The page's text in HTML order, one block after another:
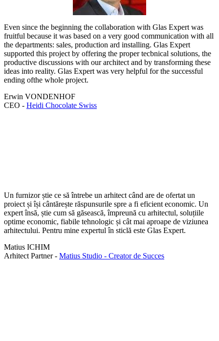
Even since the beginning the collaboration with Glas Expert was
fruitful because it was based on a very good communication with all
the departments: sales, production ard installing. Glas Expert
supported this project by offering the proper tecbnical solutions, the
productive discussions with our architect and by transforming these
ideas into reality. Glas Expert was very helpful for the successful
ending ofthe whole project.
Erwin VONDENHOF
CEO - Heidi Chocolate Swiss
Un furnizor știe ce să întrebe un arhitect când are de ofertat un
proiect și își cântărește răspunsurile spre a fi eficient economic. Un
expert însă, știe cum să găsească, împreună cu arhitectul, soluțiile
optime economic, fiabile tehnologic și cât mai aproape de viziunea
arhitectului. Pentru mine expertul în sticlă este Glas Expert.
Matius ICHIM
Arhitect Partner - Matius Studio - Creator de Succes